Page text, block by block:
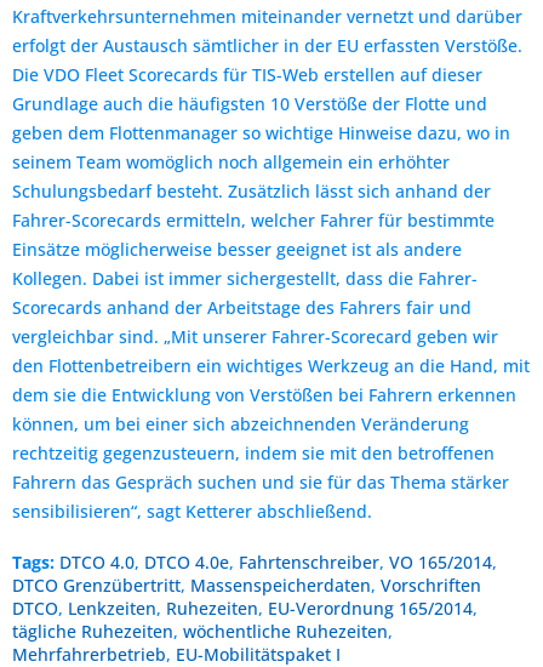
Kraftverkehrsunternehmen miteinander vernetzt und darüber
erfolgt der Austausch sämtlicher in der EU erfassten Verstöße.
Die VDO Fleet Scorecards für TIS-Web erstellen auf dieser
Grundlage auch die häufigsten 10 Verstöße der Flotte und
geben dem Flottenmanager so wichtige Hinweise dazu, wo in
seinem Team womöglich noch allgemein ein erhöhter
Schulungsbedarf besteht. Zusätzlich lässt sich anhand der
Fahrer-Scorecards ermitteln, welcher Fahrer für bestimmte
Einsätze möglicherweise besser geeignet ist als andere
Kollegen. Dabei ist immer sichergestellt, dass die Fahrer-
Scorecards anhand der Arbeitstage des Fahrers fair und
vergleichbar sind. „Mit unserer Fahrer-Scorecard geben wir
den Flottenbetreibern ein wichtiges Werkzeug an die Hand, mit
dem sie die Entwicklung von Verstößen bei Fahrern erkennen
können, um bei einer sich abzeichnenden Veränderung
rechtzeitig gegenzusteuern, indem sie mit den betroffenen
Fahrern das Gespräch suchen und sie für das Thema stärker
sensibilisieren“, sagt Ketterer abschließend.
Tags: DTCO 4.0, DTCO 4.0e, Fahrtenschreiber, VO 165/2014,
DTCO Grenzübertritt, Massenspeicherdaten, Vorschriften
DTCO, Lenkzeiten, Ruhezeiten, EU-Verordnung 165/2014,
tägliche Ruhezeiten, wöchentliche Ruhezeiten,
Mehrfahrerbetrieb, EU-Mobilitätspaket I